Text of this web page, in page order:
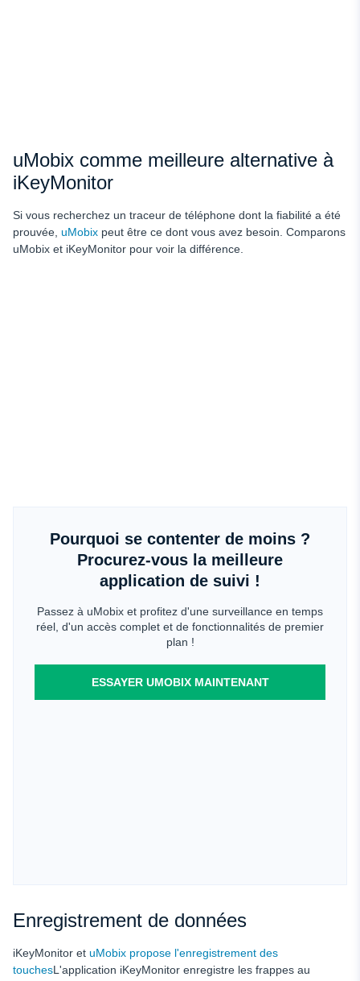
uMobix comme meilleure alternative à
iKeyMonitor
Si vous recherchez un traceur de téléphone dont la fiabilité a été
prouvée, uMobix peut être ce dont vous avez besoin. Comparons
uMobix et iKeyMonitor pour voir la différence.
Pourquoi se contenter de moins ?
Procurez-vous la meilleure
application de suivi !
Passez à uMobix et profitez d'une surveillance en temps
réel, d'un accès complet et de fonctionnalités de premier
plan !
ESSAYER UMOBIX MAINTENANT
Enregistrement de données
iKeyMonitor et uMobix propose l'enregistrement des
touchesL'application iKeyMonitor enregistre les frappes au